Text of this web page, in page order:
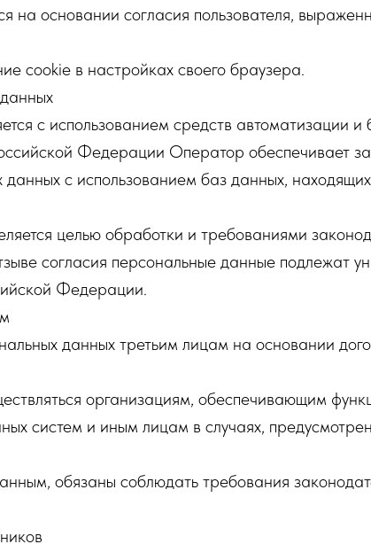
основании согласия пользователя,
cookie в настройках своего браузера.
с использованием средств автоматизации и
Федерации Оператор обеспечивает
с использованием баз данных,
целью обработки и требованиями
согласия персональные данные подлежат
Федерации.
данных третьим лицам на основании
организациям, обеспечивающим
систем и иным лицам в случаях,
обязаны соблюдать требования